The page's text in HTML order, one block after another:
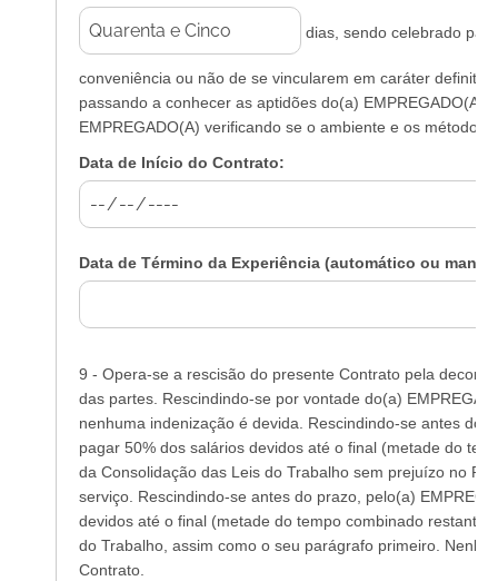
dias, sendo celebrado
conveniência ou não de se vincularem em caráter
passando a conhecer as aptidões do(a) EMPREGADO(A)
EMPREGADO(A) verificando se o ambiente e os
Data de Início do Contrato:
Data de Término da Experiência (automático ou
9 - Opera-se a rescisão do presente Contrato pela
das partes. Rescindindo-se por vontade do(a)
nenhuma indenização é devida. Rescindindo-se antes do
pagar 50% dos salários devidos até o final (metade do
da Consolidação das Leis do Trabalho sem prejuízo no
serviço. Rescindindo-se antes do prazo, pelo(a)
devidos até o final (metade do tempo combinado
do Trabalho, assim como o seu parágrafo primeiro.
Contrato.